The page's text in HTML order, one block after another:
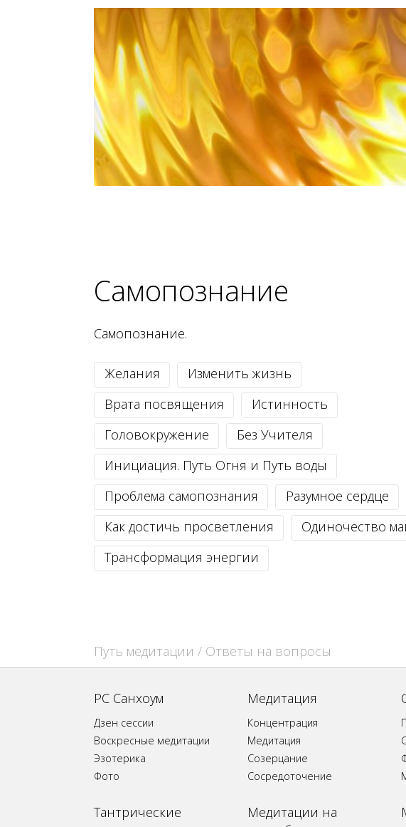
Самопознание
Самопознание.
Желания
Изменить жизнь
Врата посвящения
Истинность
Головокружение
Без Учителя
Инициация. Путь Огня и Путь воды
Проблема самопознания
Разумное сердце
Как достичь просветления
Одиночество
Трансформация энергии
Путь медитации / Ответы на вопросы
РС Санхоум
Дзен сессии
Воскресные медитации
Эзотерика
Фото
Медитация
Концентрация
Медитация
Созерцание
Сосредоточение
Tантрические
Медитации на